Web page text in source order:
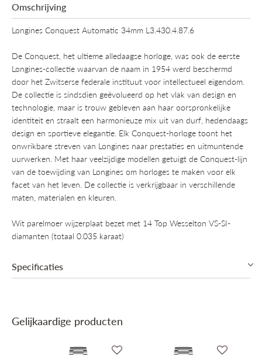
Omschrijving
Longines Conquest Automatic 34mm L3.430.4.87.6
De Conquest, het ultieme alledaagse horloge, was ook de eerste
Longines-collectie waarvan de naam in 1954 werd beschermd
door het Zwitserse federale instituut voor intellectueel eigendom.
De collectie is sindsdien geëvolueerd op het vlak van design en
technologie, maar is trouw gebleven aan haar oorspronkelijke
identiteit en straalt een harmonieuze mix uit van durf, hedendaags
design en sportieve elegantie. Elk Conquest-horloge toont het
onwrikbare streven van Longines naar prestaties en uitmuntende
uurwerken. Met haar veelzijdige modellen getuigt de Conquest-lijn
van de toewijding van Longines om horloges te maken voor elk
facet van het leven. De collectie is verkrijgbaar in verschillende
maten, materialen en kleuren.
Wit parelmoer wijzerplaat bezet met 14 Top Wesselton VS-SI-
diamanten (totaal 0.035 karaat)
Specificaties
Mechanisme
Automatisch mechanisch
Gelijkaardige producten